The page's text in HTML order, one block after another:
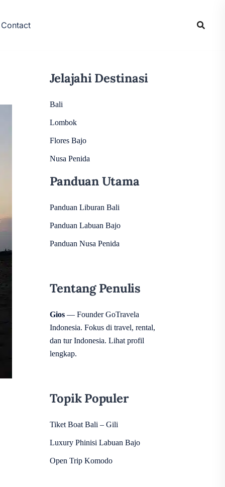
Contact
Jelajahi Destinasi
Bali
Lombok
Flores Bajo
Nusa Penida
Panduan Utama
Panduan Liburan Bali
Panduan Labuan Bajo
Panduan Nusa Penida
Tentang Penulis
Gios— Founder GoTravela
Indonesia. Fokus di travel, rental,
dan tur Indonesia. Lihat profil
lengkap.
Topik Populer
Tiket Boat Bali – Gili
Luxury Phinisi Labuan Bajo
Open Trip Komodo